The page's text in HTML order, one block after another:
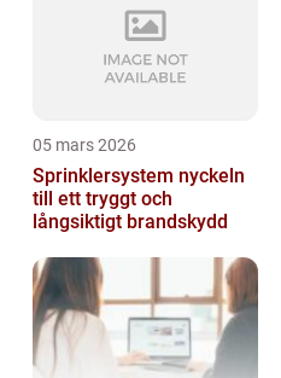
05 mars 2026
Sprinklersystem nyckeln
till ett tryggt och
långsiktigt brandskydd